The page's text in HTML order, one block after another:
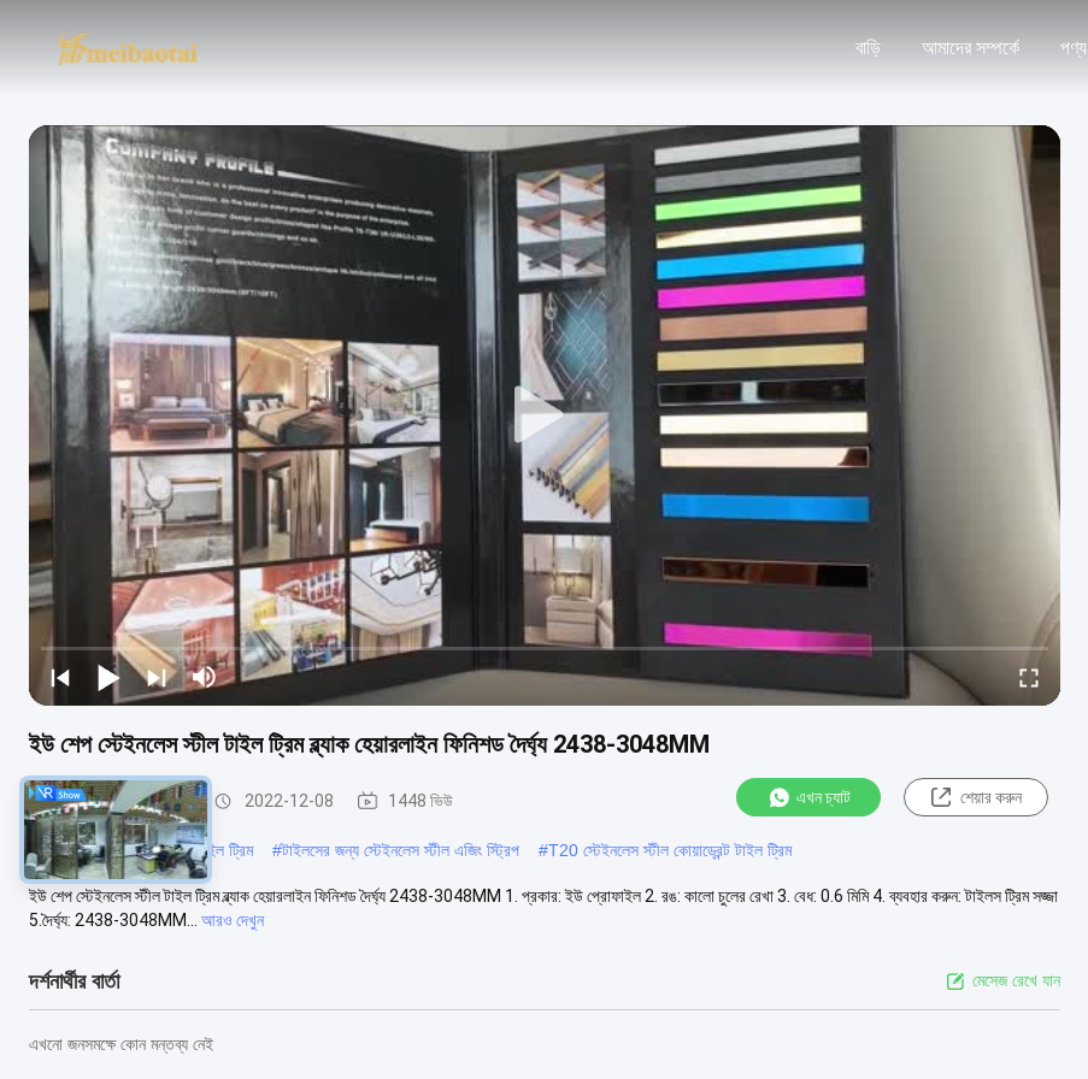
বাড়ি আমাদের সম্পর্কে পণ্য
ইউ শেপ স্টেইনলেস স্টীল টাইল ট্রিম ব্ল্যাক হেয়ারলাইন ফিনিশড দৈর্ঘ্য 2438-3048MM
স্টেইনলেস স্টীল টালি ছাঁটা 2022-12-08 1448 ভিউ এখন চ্যাট শেয়ার করুন
#পিভিসি ব্রাশ করা স্টেইনলেস টাইল ট্রিম #টাইলসের জন্য স্টেইনলেস স্টীল এজিং স্ট্রিপ #T20 স্টেইনলেস স্টীল কোয়াড্রেন্ট টাইল ট্রিম
ইউ শেপ স্টেইনলেস স্টীল টাইল ট্রিম ব্ল্যাক হেয়ারলাইন ফিনিশড দৈর্ঘ্য 2438-3048MM 1. প্রকার: ইউ প্রোফাইল 2. রঙ: কালো চুলের রেখা 3. বেধ: 0.6 মিমি 4. ব্যবহার করুন: টাইলস ট্রিম সজ্জা
5.দৈর্ঘ্য: 2438-3048MM...
আরও দেখুন
দর্শনার্থীর বার্তা মেসেজ রেখে যান
এখনো জনসমক্ষে কোন মন্তব্য নেই